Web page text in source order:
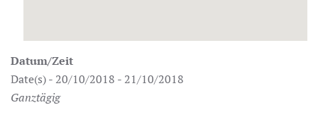
Datum/Zeit
Date(s) - 20/10/2018 - 21/10/2018
Ganztägig